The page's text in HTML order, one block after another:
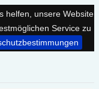
helfen, unsere Website
Service zu